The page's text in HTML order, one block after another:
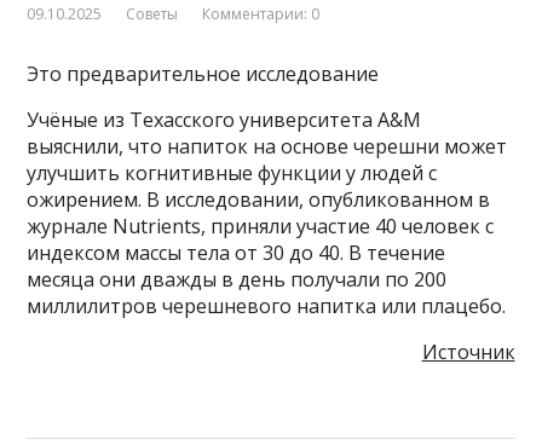
09.10.2025 Советы Комментарии: 0
Это предварительное исследование
Учёные из Техасского университета A&M
выяснили, что напиток на основе черешни может
улучшить когнитивные функции у людей с
ожирением. В исследовании, опубликованном в
журнале Nutrients, приняли участие 40 человек с
индексом массы тела от 30 до 40. В течение
месяца они дважды в день получали по 200
миллилитров черешневого напитка или плацебо.
Источник